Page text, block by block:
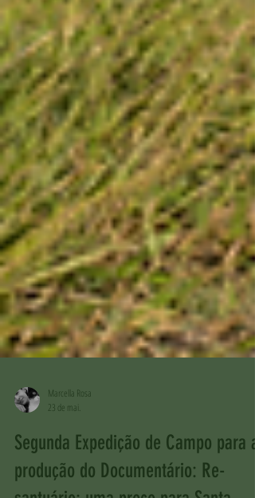
Marcella Rosa
23 de mai.
Segunda Expedição de Campo para a